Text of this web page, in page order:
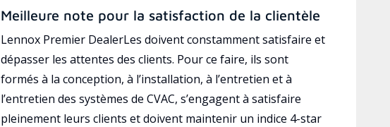
Meilleure note pour la satisfaction de la clientèle
Lennox Premier DealerLes doivent constamment satisfaire et
dépasser les attentes des clients. Pour ce faire, ils sont
formés à la conception, à l’installation, à l’entretien et à
l’entretien des systèmes de CVAC, s’engagent à satisfaire
pleinement leurs clients et doivent maintenir un indice 4-star